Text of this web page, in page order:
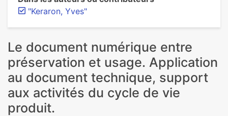
"Keraron, Yves"
Le document numérique entre
préservation et usage. Application
au document technique, support
aux activités du cycle de vie
produit.